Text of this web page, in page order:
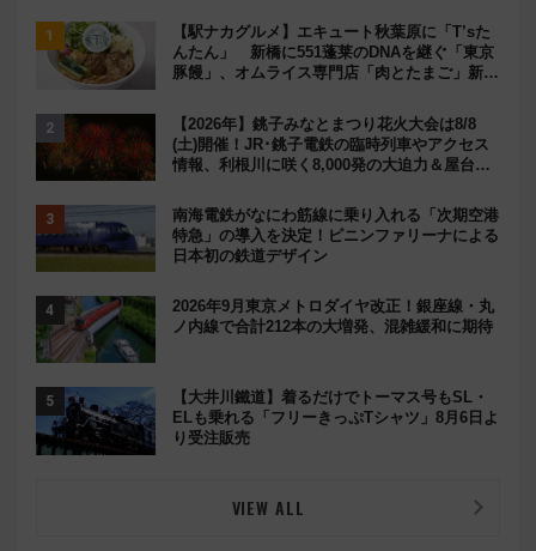
【駅ナカグルメ】エキュート秋葉原に「T’sた
んたん」 新橋に551蓬莱のDNAを継ぐ「東京
豚饅」、オムライス専門店「肉とたまご」新グ
【2026年】銚子みなとまつり花火大会は8/8
(土)開催！JR･銚子電鉄の臨時列車やアクセス
情報、利根川に咲く8,000発の大迫力＆屋台を
南海電鉄がなにわ筋線に乗り入れる「次期空港
特急」の導入を決定！ピニンファリーナによる
日本初の鉄道デザイン
2026年9月東京メトロダイヤ改正！銀座線・丸
ノ内線で合計212本の大増発、混雑緩和に期待
【大井川鐵道】着るだけでトーマス号もSL・
ELも乗れる「フリーきっぷTシャツ」8月6日よ
り受注販売
VIEW ALL